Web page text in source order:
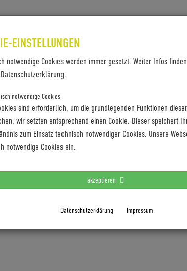
EINSTELLUNGEN
notwendige Cookies werden immer gesetzt. Weiter Infos
notwendige Cookies
sind erforderlich, um die grundlegenden Funktionen
wir setzten entsprechend einen Cookie. Dieser speichert
zum Einsatz technisch notwendiger Cookies. Unsere
notwendige Cookies ein.
akzeptieren
Datenschutzerklärung Impressum